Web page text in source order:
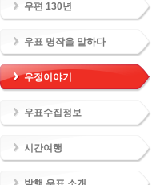
우편 130년
우표 명작을 말하다
우정이야기
우표수집정보
시간여행